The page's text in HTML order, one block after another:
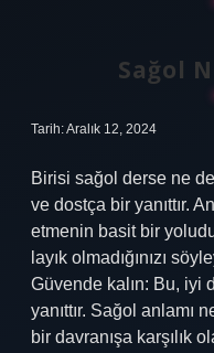
Sağol
Tarih: Aralık 12, 2024
Birisi sağol derse ne
ve dostça bir yanıttır.
etmenin basit bir
layık olmadığınızı
Güvende kalın: Bu, iyi
yanıttır. Sağol anlamı
bir davranışa karşılık